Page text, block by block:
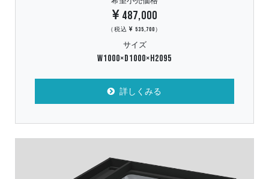
487,000
（税込 535,700）
サイズ
W1000×D1000×H2095
詳しくみる